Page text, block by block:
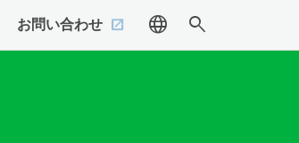
お問い合わせ language search